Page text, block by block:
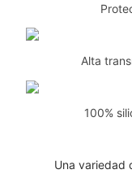
Alta
100%
Una variedad